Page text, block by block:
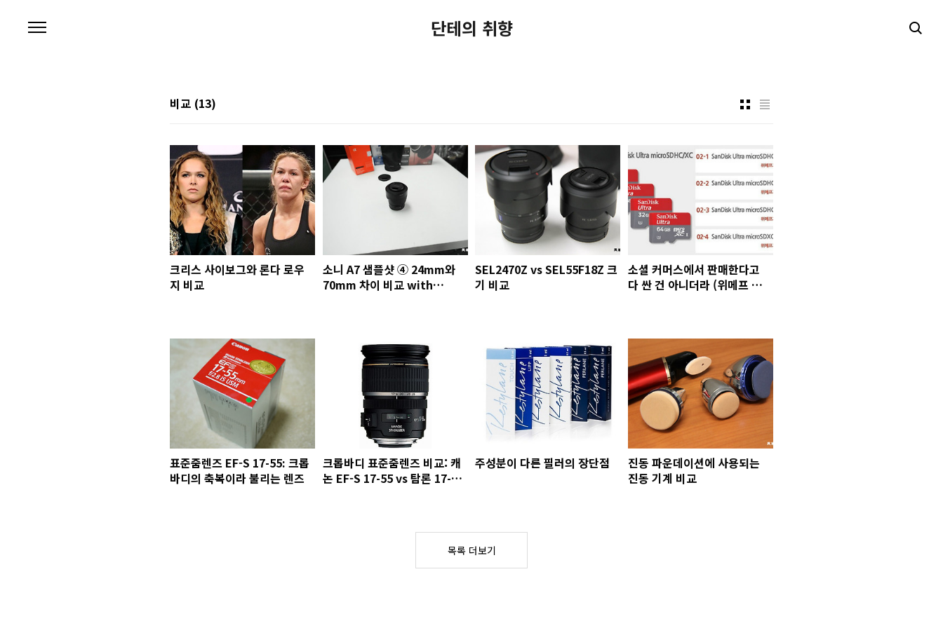
단테의 취향
비교 (13)
크리스 사이보그와 론다 로우
지 비교
소니 A7 샘플샷 ④ 24mm와
70mm 차이 비교 with
SEL2470Z vs SEL55F18Z 크
기 비교
소셜 커머스에서 판매한다고
다 싼 건 아니더라 (위메프 사례
표준줌렌즈 EF-S 17-55: 크롭
바디의 축복이라 불리는 렌즈
크롭바디 표준줌렌즈 비교: 캐
논 EF-S 17-55 vs 탐론 17-
주성분이 다른 필러의 장단점
진동 파운데이션에 사용되는
진동 기계 비교
목록 더보기